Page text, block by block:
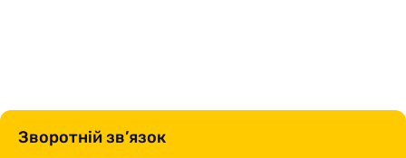
Зворотній зв’язок